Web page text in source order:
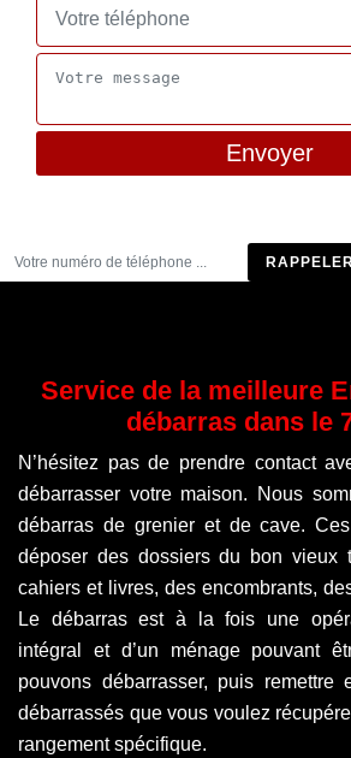
Service de la meilleure
débarras dans le
N’hésitez pas de prendre contact
débarrasser votre maison. Nous
débarras de grenier et de cave.
déposer des dossiers du bon vieux
cahiers et livres, des encombrants,
Le débarras est à la fois une
intégral et d’un ménage pouvant
pouvons débarrasser, puis
débarrassés que vous voulez
rangement spécifique.